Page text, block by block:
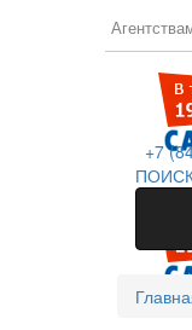
+7